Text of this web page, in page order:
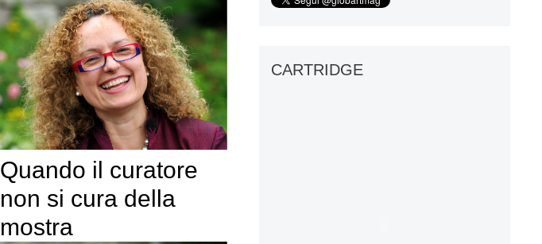
Quando il curatore
non si cura della
mostra
CARTRIDGE